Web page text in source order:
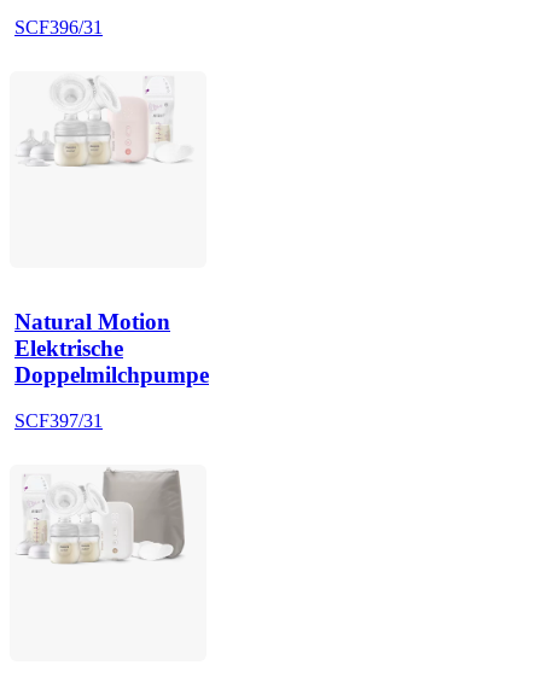
SCF396/31
Natural Motion
Elektrische
Doppelmilchpumpe
SCF397/31